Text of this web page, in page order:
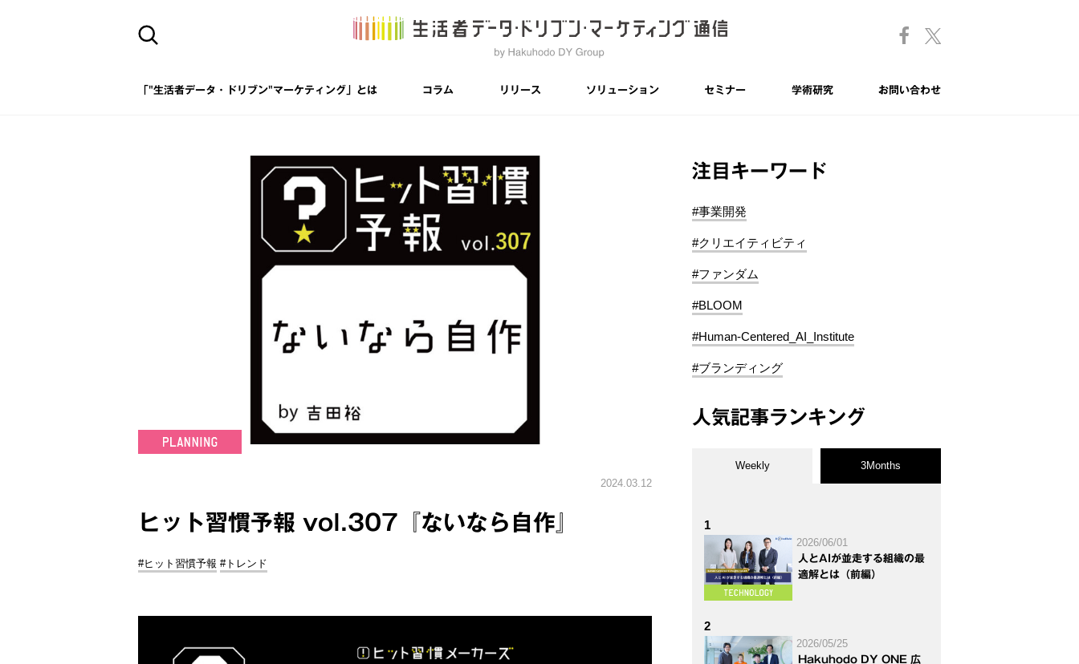
「"生活者データ・ドリブン"マーケティング」とは コラム リリース ソリューション セミナー 学術研究 お問い合わせ
2024.03.12
ヒット習慣予報 vol.307『ないなら自作』
#ヒット習慣予報 #トレンド
注目キーワード
#事業開発
#クリエイティビティ
#ファンダム
#BLOOM
#Human-Centered_AI_Institute
#ブランディング
人気記事ランキング
Weekly 3Months
1
2026/06/01
人とAIが並走する組織の最
適解とは（前編）
2
2026/05/25
Hakuhodo DY ONE 広